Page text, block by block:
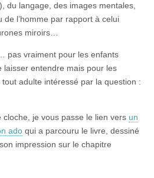
du langage, des images mentales,
l’homme par rapport à celui
miroirs…
pas vraiment pour les enfants
laisser entendre mais pour les
adulte intéressé par la question :
je vous passe le lien vers un
ado qui a parcouru le livre, dessiné
impression sur le chapitre